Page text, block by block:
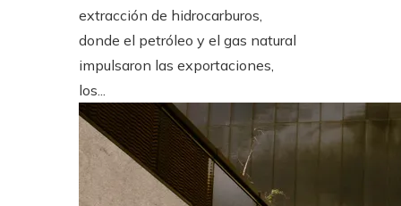
extracción de hidrocarburos,
donde el petróleo y el gas natural
impulsaron las exportaciones,
los...